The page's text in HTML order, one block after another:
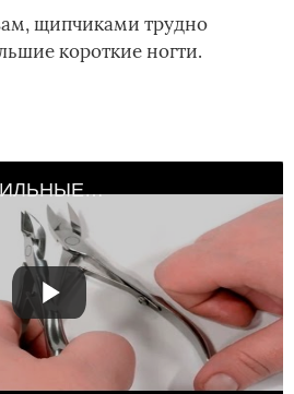
щипчиками трудно
короткие ногти.
Как выбрать ПРАВИЛЬНЫЕ кусачки? Автор Елена Дзык